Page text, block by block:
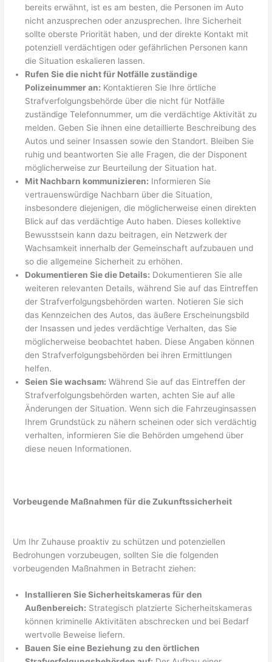
bereits erwähnt, ist es am besten, die Personen im Auto
nicht anzusprechen oder anzusprechen. Ihre Sicherheit
sollte oberste Priorität haben, und der direkte Kontakt mit
potenziell verdächtigen oder gefährlichen Personen kann
die Situation eskalieren lassen.
Rufen Sie die nicht für Notfälle zuständige
Polizeinummer an: Kontaktieren Sie Ihre örtliche
Strafverfolgungsbehörde über die nicht für Notfälle
zuständige Telefonnummer, um die verdächtige Aktivität zu
melden. Geben Sie ihnen eine detaillierte Beschreibung des
Autos und seiner Insassen sowie den Standort. Bleiben Sie
ruhig und beantworten Sie alle Fragen, die der Disponent
möglicherweise zur Beurteilung der Situation hat.
Mit Nachbarn kommunizieren: Informieren Sie
vertrauenswürdige Nachbarn über die Situation,
insbesondere diejenigen, die möglicherweise einen direkten
Blick auf das verdächtige Auto haben. Dieses kollektive
Bewusstsein kann dazu beitragen, ein Netzwerk der
Wachsamkeit innerhalb der Gemeinschaft aufzubauen und
so die allgemeine Sicherheit zu erhöhen.
Dokumentieren Sie die Details: Dokumentieren Sie alle
weiteren relevanten Details, während Sie auf das Eintreffen
der Strafverfolgungsbehörden warten. Notieren Sie sich
das Kennzeichen des Autos, das äußere Erscheinungsbild
der Insassen und jedes verdächtige Verhalten, das Sie
möglicherweise beobachtet haben. Diese Angaben können
den Strafverfolgungsbehörden bei ihren Ermittlungen
helfen.
Seien Sie wachsam: Während Sie auf das Eintreffen der
Strafverfolgungsbehörden warten, achten Sie auf alle
Änderungen der Situation. Wenn sich die Fahrzeuginsassen
Ihrem Grundstück zu nähern scheinen oder sich verdächtig
verhalten, informieren Sie die Behörden umgehend über
diese neuen Informationen.
Vorbeugende Maßnahmen für die Zukunftssicherheit
Um Ihr Zuhause proaktiv zu schützen und potenziellen
Bedrohungen vorzubeugen, sollten Sie die folgenden
vorbeugenden Maßnahmen in Betracht ziehen:
Installieren Sie Sicherheitskameras für den
Außenbereich: Strategisch platzierte Sicherheitskameras
können kriminelle Aktivitäten abschrecken und bei Bedarf
wertvolle Beweise liefern.
Bauen Sie eine Beziehung zu den örtlichen